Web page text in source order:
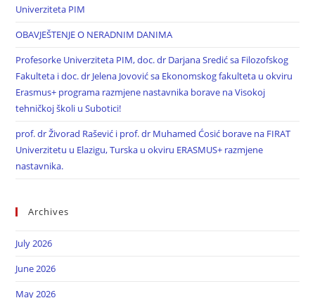
Univerziteta PIM
OBAVJEŠTENJE O NERADNIM DANIMA
Profesorke Univerziteta PIM, doc. dr Darjana Sredić sa Filozofskog
Fakulteta i doc. dr Jelena Jovović sa Ekonomskog fakulteta u okviru
Erasmus+ programa razmjene nastavnika borave na Visokoj
tehničkoj školi u Subotici!
prof. dr Živorad Rašević i prof. dr Muhamed Ćosić borave na FIRAT
Univerzitetu u Elazigu, Turska u okviru ERASMUS+ razmjene
nastavnika.
Archives
July 2026
June 2026
May 2026